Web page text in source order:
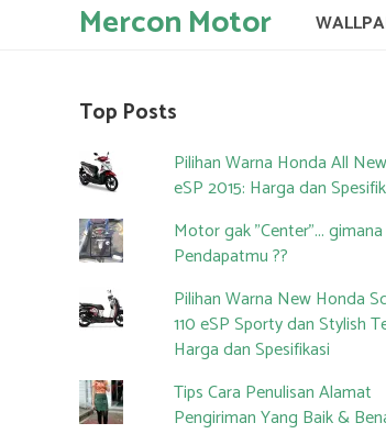
Mercon Motor
Top Posts
Pilihan Warna Honda All
eSP 2015: Harga dan
Motor gak "Center"... gimana
Pendapatmu ??
Pilihan Warna New Honda
110 eSP Sporty dan Stylish
Harga dan Spesifikasi
Tips Cara Penulisan Alamat
Pengiriman Yang Baik &